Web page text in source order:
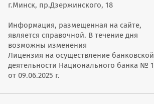
г.Минск, пр.Дзержинского, 18
Информация, размещенная на сайте,
является справочной. В течение дня
возможны изменения
Лицензия на осуществление банковской
деятельности Национального банка № 1
от 09.06.2025 г.